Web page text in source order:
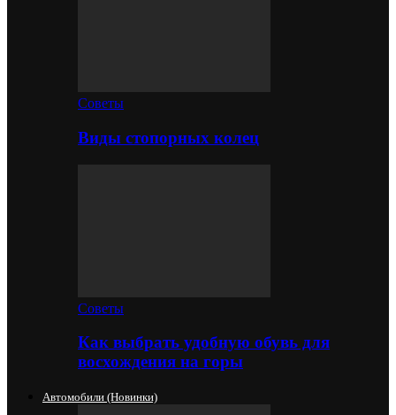
Советы
Виды стопорных колец
Советы
Как выбрать удобную обувь для
восхождения на горы
Автомобили (новинки)